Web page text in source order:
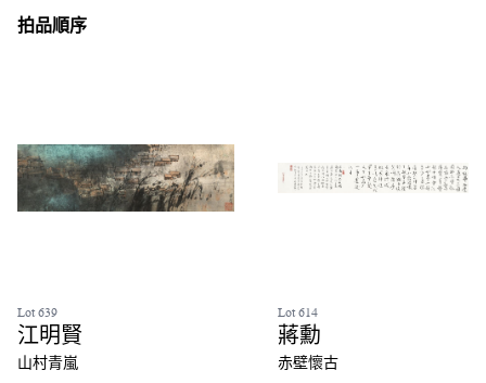
拍品順序
Lot 639
江明賢
山村青嵐
Lot 614
蔣勳
赤壁懷古